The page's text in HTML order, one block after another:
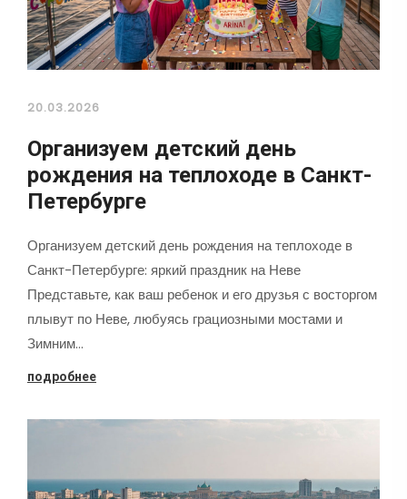
20.03.2026
Организуем детский день
рождения на теплоходе в Санкт-
Петербурге
Организуем детский день рождения на теплоходе в
Санкт-Петербурге: яркий праздник на Неве
Представьте, как ваш ребенок и его друзья с восторгом
плывут по Неве, любуясь грациозными мостами и
Зимним…
подробнее